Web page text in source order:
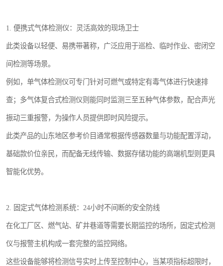
1. 便携式气体检测仪：灵活高效的现场卫士
此类设备以轻便、易携带著称，广泛应用于巡检、临时作业、密闭空
间检测等场景。
例如，单气体检测仪可专门针对可燃气或特定有毒气体进行快速排
查；多气体复合式检测仪则能同时监测三至五种气体参数，配合声光
振动三重报警，为操作人员提供即时风险提示。
此类产品的山东地区参考价目通常根据传感器数量与功能配置浮动，
基础款价位亲民，而配备无线传输、数据存储功能的高端机型则更具
智能化优势。
2. 固定式气体检测系统：24小时不间断的安全防线
在化工厂区、燃气站、矿井巷道等需要长期监控的场所，固定式检测
仪与报警主机构成一套完整的监控网络。
这些设备能够将检测信号实时上传至控制中心，当某项指标超限时，